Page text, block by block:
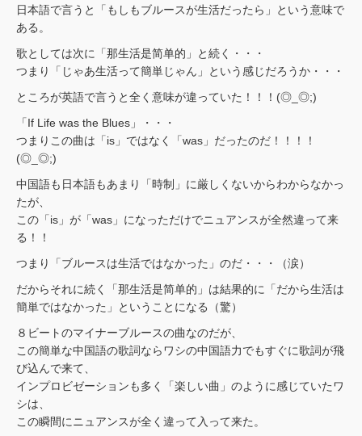
日本語で言うと「もしもブルースが生活だったら」という意味で
ある。
歌としては次に「那生活是简单的」と続く・・・
つまり「じゃあ生活って簡単じゃん」という感じだろうか・・・
ところが英語で言うと全く意味が違っていた！！！(◎_◎;)
「If Life was the Blues」・・・
つまりこの曲は「is」ではなく「was」だったのだ！！！！
(◎_◎;)
中国語も日本語もあまり「時制」に厳しくないからわからなかっ
たが、
この「is」が「was」になっただけでニュアンスが全然違って来
る！！
つまり「ブルースは生活ではなかった」のだ・・・（涙）
だからそれに続く「那生活是简单的」は結果的に「だから生活は
簡単ではなかった」ということになる（驚）
８ビートのマイナーブルースの曲なのだが、
この簡単な中国語の歌詞ならワシの中国語力でもすぐに歌詞が飛
び込んで来て、
インプロビゼーションも多く「楽しい曲」のように感じていたワ
シは、
この瞬間にニュアンスが全く違って入って来た。